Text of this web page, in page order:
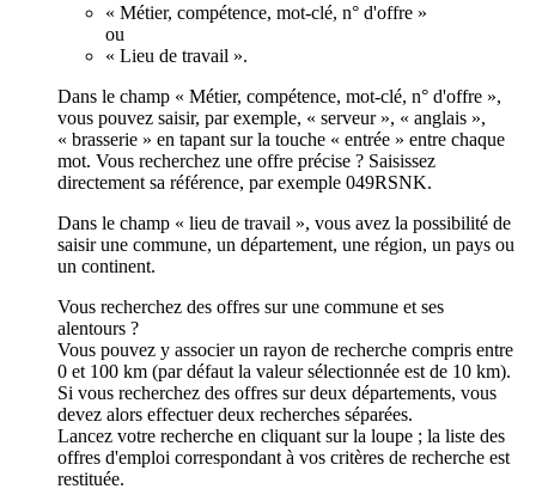
« Métier, compétence, mot-clé, n° d'offre »
ou
« Lieu de travail ».
Dans le champ « Métier, compétence, mot-clé, n° d'offre »,
vous pouvez saisir, par exemple, « serveur », « anglais »,
« brasserie » en tapant sur la touche « entrée » entre chaque
mot. Vous recherchez une offre précise ? Saisissez
directement sa référence, par exemple 049RSNK.
Dans le champ « lieu de travail », vous avez la possibilité de
saisir une commune, un département, une région, un pays ou
un continent.
Vous recherchez des offres sur une commune et ses
alentours ?
Vous pouvez y associer un rayon de recherche compris entre
0 et 100 km (par défaut la valeur sélectionnée est de 10 km).
Si vous recherchez des offres sur deux départements, vous
devez alors effectuer deux recherches séparées.
Lancez votre recherche en cliquant sur la loupe ; la liste des
offres d'emploi correspondant à vos critères de recherche est
restituée.